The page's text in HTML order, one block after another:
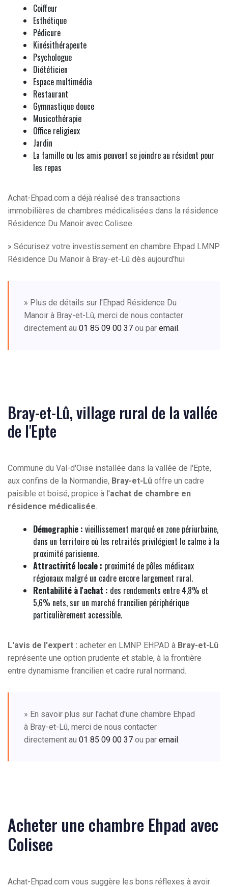
Coiffeur
Esthétique
Pédicure
Kinésithérapeute
Psychologue
Diététicien
Espace multimédia
Restaurant
Gymnastique douce
Musicothérapie
Office religieux
Jardin
La famille ou les amis peuvent se joindre au résident pour
les repas
Achat-Ehpad.com a déjà réalisé des transactions
immobilières de chambres médicalisées dans la résidence
Résidence Du Manoir avec Colisee.
» Sécurisez votre investissement en chambre Ehpad LMNP
Résidence Du Manoir à Bray-et-Lû dès aujourd'hui
» Plus de détails sur l'Ehpad Résidence Du
Manoir à Bray-et-Lû, merci de nous contacter
directement au 01 85 09 00 37 ou par email .
Bray-et-Lû, village rural de la vallée
de l'Epte
Commune du Val-d'Oise installée dans la vallée de l'Epte,
aux confins de la Normandie, Bray-et-Lû offre un cadre
paisible et boisé, propice à l'achat de chambre en
résidence médicalisée.
Démographie : vieillissement marqué en zone périurbaine,
dans un territoire où les retraités privilégient le calme à la
proximité parisienne.
Attractivité locale : proximité de pôles médicaux
régionaux malgré un cadre encore largement rural.
Rentabilité à l'achat : des rendements entre 4,8% et
5,6% nets, sur un marché francilien périphérique
particulièrement accessible.
L'avis de l'expert : acheter en LMNP EHPAD à Bray-et-Lû
représente une option prudente et stable, à la frontière
entre dynamisme francilien et cadre rural normand.
» En savoir plus sur l'achat d'une chambre Ehpad
à Bray-et-Lû, merci de nous contacter
directement au 01 85 09 00 37 ou par email .
Acheter une chambre Ehpad avec
Colisee
Achat-Ehpad.com vous suggère les bons réflexes à avoir